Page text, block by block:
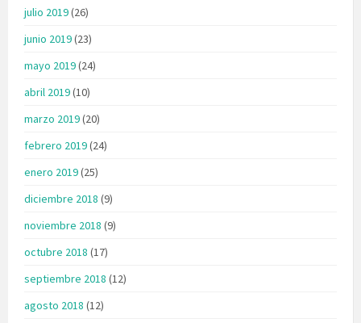
julio 2019(26)
junio 2019(23)
mayo 2019(24)
abril 2019(10)
marzo 2019(20)
febrero 2019(24)
enero 2019(25)
diciembre 2018 (9)
noviembre 2018 (9)
octubre 2018 (17)
septiembre 2018 (12)
agosto 2018 (12)